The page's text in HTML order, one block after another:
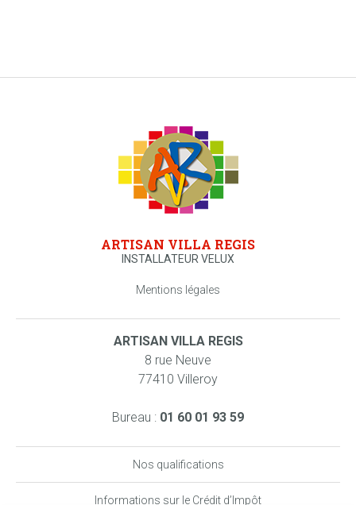
ARTISAN VILLA REGIS
INSTALLATEUR VELUX
Mentions légales
ARTISAN VILLA REGIS
8 rue Neuve
77410 Villeroy
Bureau : 01 60 01 93 59
Nos qualifications
Informations sur le Crédit d’Impôt